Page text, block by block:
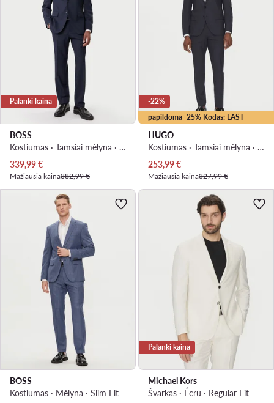
Palanki kaina
BOSS
Kostiumas · Tamsiai mėlyna · Regular Fit
Dabartinė kaina
339,99€
Mažiausia kaina382,99 €
papildoma -25% Kodas: LAST
-22%
HUGO
Kostiumas · Tamsiai mėlyna · Slim Fit
Dabartinė kaina
253,99€
Mažiausia kaina327,99 €
BOSS
Kostiumas · Mėlyna · Slim Fit
Palanki kaina
Michael Kors
Švarkas · Écru · Regular Fit